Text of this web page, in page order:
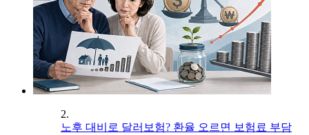
2.
노후 대비로 달러보험? 환율 오르면 보험료 부담